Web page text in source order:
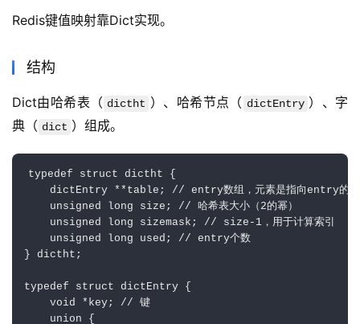
Redis键值映射靠Dict实现。
结构
Dict由哈希表（ dictht ）、哈希节点（ dictEntry ）、字
典（ dict ）组成。
typedef struct dictht {
dictEntry **table; // entry数组，元素是指向entry的
    unsigned long size; // 哈希表大小（2的幂）
    unsigned long sizemask; // size-1，用于计算索引
    unsigned long used; // entry个数
} dictht;
typedef struct dictEntry {
    void *key; // 键
    union {